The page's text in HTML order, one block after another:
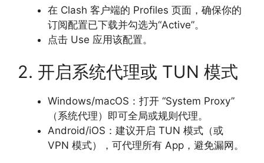
在 Clash 客户端的 Profiles 页面，确保你的
订阅配置已下载并勾选为“Active”。
点击 Use 应用该配置。
2. 开启系统代理或 TUN 模式
Windows/macOS：打开 “System Proxy”
（系统代理）即可全局或规则代理。
Android/iOS：建议开启 TUN 模式（或
VPN 模式），可代理所有 App，避免漏网。